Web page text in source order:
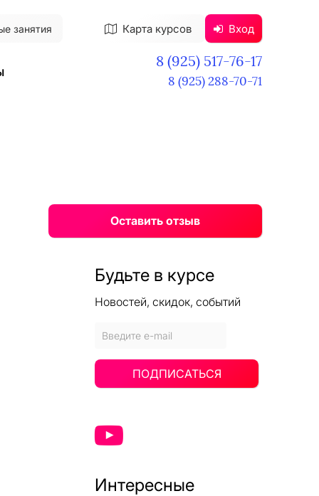
Карта курсов Вход
занятия
8 (925) 517-76-17
8 (925) 288-70-71
Оставить отзыв
Будьте в курсе
Новостей, скидок, событий
ПОДПИСАТЬСЯ
Интересные